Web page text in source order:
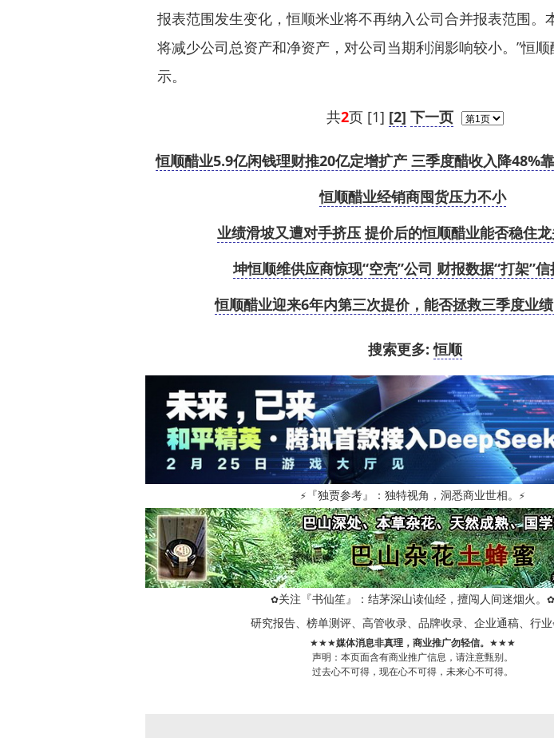
报表范围发生变化，恒顺米业将不再纳入公司合并报表范围。
将减少公司总资产和净资产，对公司当期利润影响较小。”恒
示。
共2页 [1] [2] 下一页
恒顺醋业5.9亿闲钱理财推20亿定增扩产 三季度醋收入降48%
恒顺醋业经销商囤货压力不小
业绩滑坡又遭对手挤压 提价后的恒顺醋业能否稳住龙
坤恒顺维供应商惊现“空壳”公司 财报数据“打架”
恒顺醋业迎来6年内第三次提价，能否拯救三季度业
搜索更多: 恒顺
⚡ 『独贾参考』：独特视角，洞悉商业世相。 ⚡
✿关注『书仙笙』：结茅深山读仙经，擅闯人间迷烟火。 ✿
研究报告、榜单测评、高管收录、品牌收录、企业通稿、行业
★★★媒体消息非真理，商业推广勿轻信。 ★★★
声明：本页面含有商业推广信息，请注意甄别。
过去心不可得，现在心不可得，未来心不可得。